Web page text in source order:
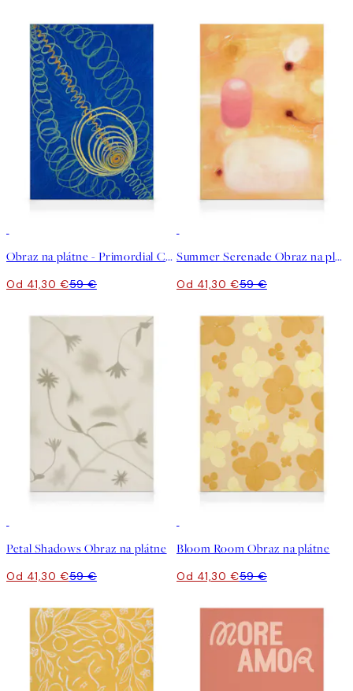
Obraz na plátne - Primordial Chaos, No.16 by Hilma af Klint
Od 41,30 €59 €
Summer Serenade Obraz na plátne
Od 41,30 €59 €
Petal Shadows Obraz na plátne
Od 41,30 €59 €
Bloom Room Obraz na plátne
Od 41,30 €59 €